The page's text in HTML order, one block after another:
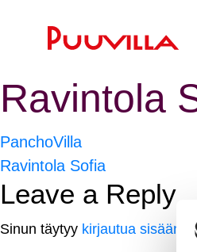
Ravintola
Artikkelien
selaus
PanchoVilla
Ravintola Sofia
Leave a Reply
Sinun täytyy kirjautua sisään